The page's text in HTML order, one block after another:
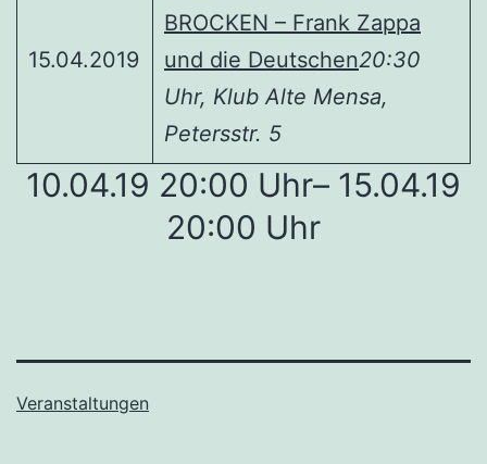
15.04.2019
BROCKEN – Frank Zappa
und die Deutschen20:30
Uhr, Klub Alte Mensa,
Petersstr. 5
10.04.19 20:00 Uhr– 15.04.19
20:00 Uhr
Veranstaltungen